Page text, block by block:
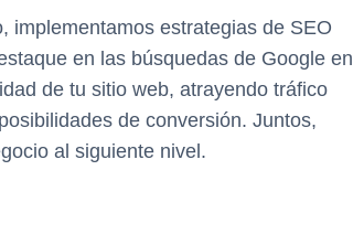
implementamos estrategias de SEO
en las búsquedas de Google en
de tu sitio web, atrayendo tráfico
de conversión. Juntos,
al siguiente nivel.